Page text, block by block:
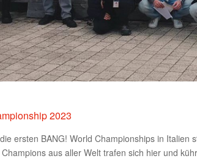
2023
ersten BANG! World Championships in
aus aller Welt trafen sich hier und